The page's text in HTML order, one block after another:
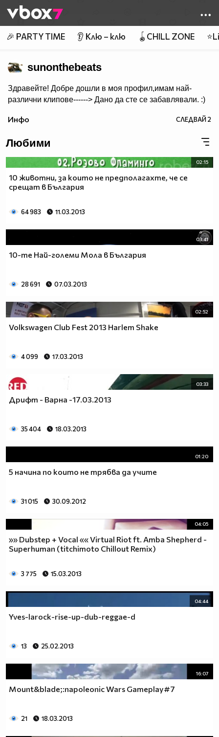
👾
🎉 PARTY TIME 👂 Клю – клю 🪀CHILL ZONE
sunonthebeats
Здравейте! Добре дошли в моя профил,имам най-
различни клипове------> Дано да сте се забавлявали. :)
Инфо СЛЕДВАЙ2
Любими
02:15
10 животни, за които не предполагахте, че се
срещат в България
64 983 11.03.2013
03:41
10-те Най-големи Мола в България
28 691 07.03.2013
02:52
Volkswagen Club Fest 2013 Harlem Shake
4 099 17.03.2013
03:33
Дрифт - Варна -17.03.2013
35 404 18.03.2013
01:20
5 начина по които не трябва да учите
31 015 30.09.2012
04:05
»» Dubstep + Vocal «« Virtual Riot ft. Amba Shepherd -
Superhuman (titchimoto Chillout Remix)
3 775 15.03.2013
04:44
Yves-larock-rise-up-dub-reggae-d
13 25.02.2013
16:07
Mount&blade;:napoleonic Wars Gameplay#7
21 18.03.2013